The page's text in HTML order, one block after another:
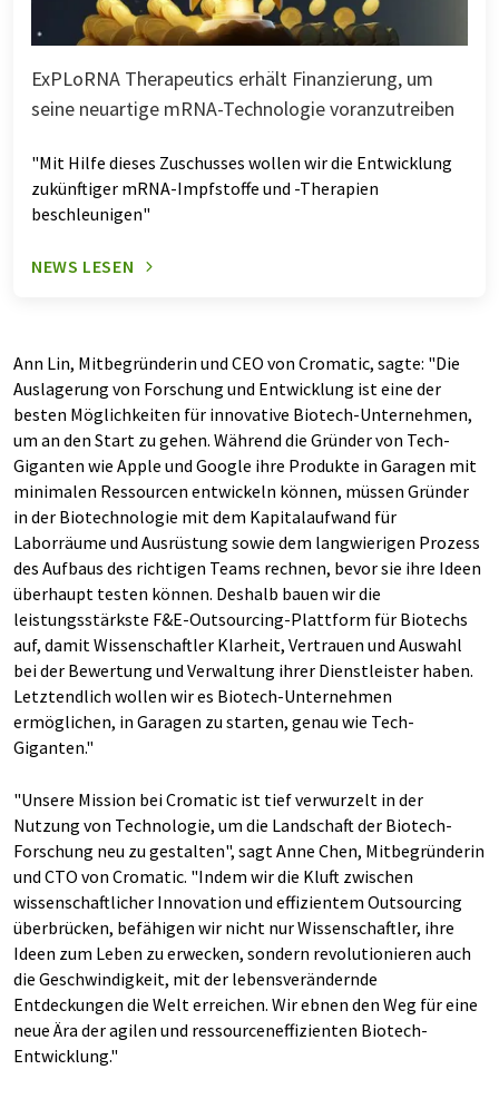
ExPLoRNA Therapeutics erhält Finanzierung, um
seine neuartige mRNA-Technologie voranzutreiben
"Mit Hilfe dieses Zuschusses wollen wir die Entwicklung
zukünftiger mRNA-Impfstoffe und -Therapien
beschleunigen"
NEWS LESEN
Ann Lin, Mitbegründerin und CEO von Cromatic, sagte: "Die
Auslagerung von Forschung und Entwicklung ist eine der
besten Möglichkeiten für innovative Biotech-Unternehmen,
um an den Start zu gehen. Während die Gründer von Tech-
Giganten wie Apple und Google ihre Produkte in Garagen mit
minimalen Ressourcen entwickeln können, müssen Gründer
in der Biotechnologie mit dem Kapitalaufwand für
Laborräume und Ausrüstung sowie dem langwierigen Prozess
des Aufbaus des richtigen Teams rechnen, bevor sie ihre Ideen
überhaupt testen können. Deshalb bauen wir die
leistungsstärkste F&E-Outsourcing-Plattform für Biotechs
auf, damit Wissenschaftler Klarheit, Vertrauen und Auswahl
bei der Bewertung und Verwaltung ihrer Dienstleister haben.
Letztendlich wollen wir es Biotech-Unternehmen
ermöglichen, in Garagen zu starten, genau wie Tech-
Giganten."
"Unsere Mission bei Cromatic ist tief verwurzelt in der
Nutzung von Technologie, um die Landschaft der Biotech-
Forschung neu zu gestalten", sagt Anne Chen, Mitbegründerin
und CTO von Cromatic. "Indem wir die Kluft zwischen
wissenschaftlicher Innovation und effizientem Outsourcing
überbrücken, befähigen wir nicht nur Wissenschaftler, ihre
Ideen zum Leben zu erwecken, sondern revolutionieren auch
die Geschwindigkeit, mit der lebensverändernde
Entdeckungen die Welt erreichen. Wir ebnen den Weg für eine
neue Ära der agilen und ressourceneffizienten Biotech-
Entwicklung."